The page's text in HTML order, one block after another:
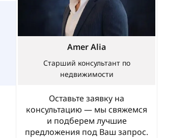
Оставьте заявку на
консультацию — мы свяжемся
и подберем лучшие
предложения под Ваш запрос.
Amer Alia
Старший консультант по
недвижимости